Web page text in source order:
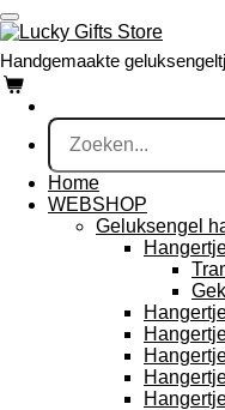
Ga
direct
naar
de
hoofdinhoud
Handgemaakte
Home
WEBSHOP
Geluksengel